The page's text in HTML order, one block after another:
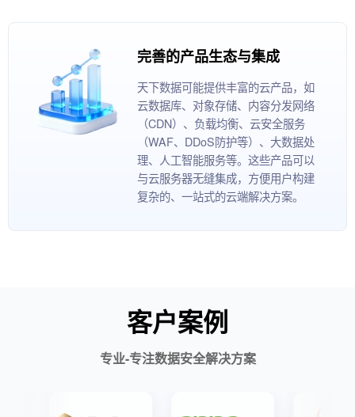
完善的产品生态与集成
天下数据可能提供丰富的云产品，如
云数据库、对象存储、内容分发网络
（CDN）、负载均衡、云安全服务
（WAF、DDoS防护等）、大数据处
理、人工智能服务等。这些产品可以
与云服务器无缝集成，方便用户构建
复杂的、一站式的云端解决方案。
客户案例
专业-专注数据安全解决方案